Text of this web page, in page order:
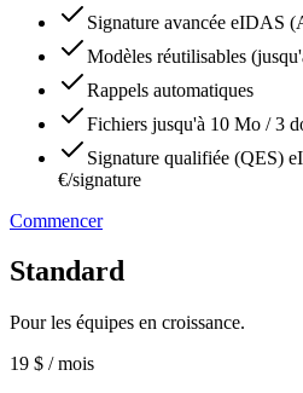
Signature avancée eIDAS
Modèles réutilisables
Rappels automatiques
Fichiers jusqu'à 10 Mo / 3
Signature qualifiée (QES)
€/signature
Commencer
Standard
Pour les équipes en croissance.
19 $ / mois